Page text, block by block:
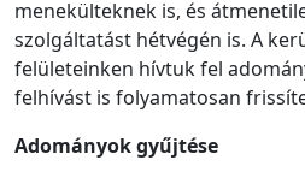
menekülteknek is, és
szolgáltatást hétvégén is. A
felületeinken hívtuk fel
felhívást is folyamatosan
Adományok gyűjtése